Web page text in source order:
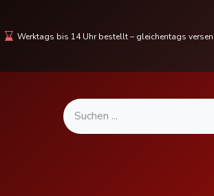
Werktags bis 14 Uhr bestellt – gleichentags